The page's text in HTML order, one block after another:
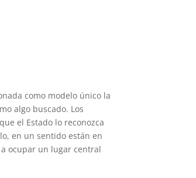
como modelo único la
algo buscado. Los
el Estado lo reconozca
en un sentido están en
ocupar un lugar central